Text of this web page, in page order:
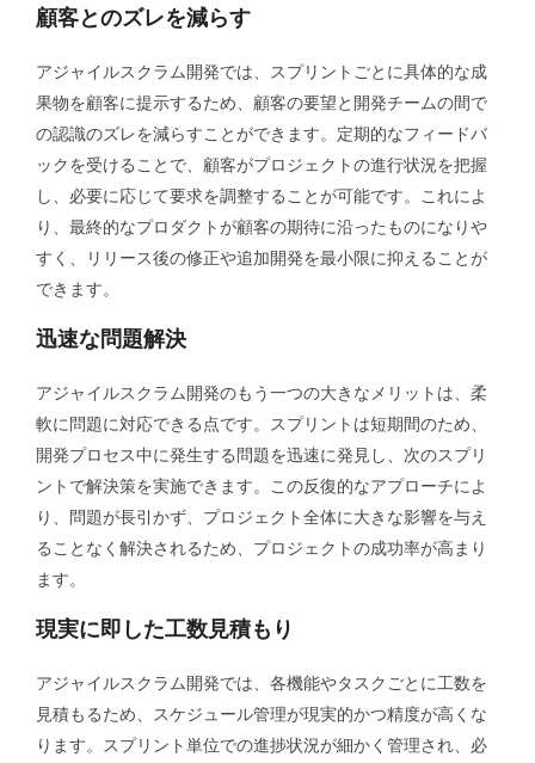
顧客とのズレを減らす
アジャイルスクラム開発では、スプリントごとに具体的な成
果物を顧客に提示するため、顧客の要望と開発チームの間で
の認識のズレを減らすことができます。定期的なフィードバ
ックを受けることで、顧客がプロジェクトの進行状況を把握
し、必要に応じて要求を調整することが可能です。これによ
り、最終的なプロダクトが顧客の期待に沿ったものになりや
すく、リリース後の修正や追加開発を最小限に抑えることが
できます。
迅速な問題解決
アジャイルスクラム開発のもう一つの大きなメリットは、柔
軟に問題に対応できる点です。スプリントは短期間のため、
開発プロセス中に発生する問題を迅速に発見し、次のスプリ
ントで解決策を実施できます。この反復的なアプローチによ
り、問題が長引かず、プロジェクト全体に大きな影響を与え
ることなく解決されるため、プロジェクトの成功率が高まり
ます。
現実に即した工数見積もり
アジャイルスクラム開発では、各機能やタスクごとに工数を
見積もるため、スケジュール管理が現実的かつ精度が高くな
ります。スプリント単位での進捗状況が細かく管理され、必